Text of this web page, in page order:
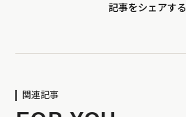
記事をシェアする
関連記事